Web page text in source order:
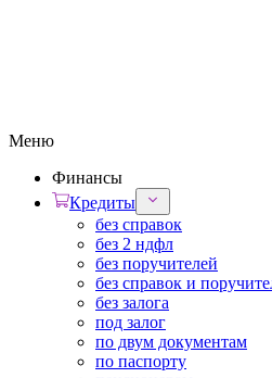
Меню
Финансы
Кредиты
без справок
без 2 ндфл
без поручителей
без справок и
без залога
под залог
по двум документам
по паспорту